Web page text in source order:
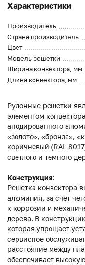
Характеристики
Производитель
Страна производитель
Цвет
Модель решетки
Ширина конвектора, мм
Длина конвектора, мм
Рулонные решетки
элементом
анодированного
«золото», «бронза»,
коричневый (RAL
светлого и темного
Конструкция:
Решетка конвектора
алюминия, за счет
к коррозии и
дерева. В
которая упрощает
сервисное
расстояние между
обеспечивает